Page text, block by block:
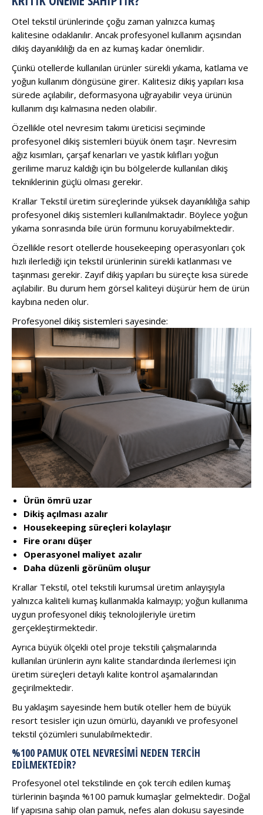
Otel tekstil ürünlerinde çoğu zaman yalnızca kumaş
kalitesine odaklanılır. Ancak profesyonel kullanım açısından
dikiş dayanıklılığı da en az kumaş kadar önemlidir.
Çünkü otellerde kullanılan ürünler sürekli yıkama, katlama ve
yoğun kullanım döngüsüne girer. Kalitesiz dikiş yapıları kısa
sürede açılabilir, deformasyona uğrayabilir veya ürünün
kullanım dışı kalmasına neden olabilir.
Özellikle otel nevresim takımı üreticisi seçiminde
profesyonel dikiş sistemleri büyük önem taşır. Nevresim
ağız kısımları, çarşaf kenarları ve yastık kılıfları yoğun
gerilime maruz kaldığı için bu bölgelerde kullanılan dikiş
tekniklerinin güçlü olması gerekir.
Krallar Tekstil üretim süreçlerinde yüksek dayanıklılığa sahip
profesyonel dikiş sistemleri kullanılmaktadır. Böylece yoğun
yıkama sonrasında bile ürün formunu koruyabilmektedir.
Özellikle resort otellerde housekeeping operasyonları çok
hızlı ilerlediği için tekstil ürünlerinin sürekli katlanması ve
taşınması gerekir. Zayıf dikiş yapıları bu süreçte kısa sürede
açılabilir. Bu durum hem görsel kaliteyi düşürür hem de ürün
kaybına neden olur.
Profesyonel dikiş sistemleri sayesinde:
Ürün ömrü uzar
Dikiş açılması azalır
Housekeeping süreçleri kolaylaşır
Fire oranı düşer
Operasyonel maliyet azalır
Daha düzenli görünüm oluşur
Krallar Tekstil, otel tekstili kurumsal üretim anlayışıyla
yalnızca kaliteli kumaş kullanmakla kalmayıp; yoğun kullanıma
uygun profesyonel dikiş teknolojileriyle üretim
gerçekleştirmektedir.
Ayrıca büyük ölçekli otel proje tekstili çalışmalarında
kullanılan ürünlerin aynı kalite standardında ilerlemesi için
üretim süreçleri detaylı kalite kontrol aşamalarından
geçirilmektedir.
Bu yaklaşım sayesinde hem butik oteller hem de büyük
resort tesisler için uzun ömürlü, dayanıklı ve profesyonel
tekstil çözümleri sunulabilmektedir.
%100 PAMUK OTEL NEVRESIMI NEDEN TERCIH
EDILMEKTEDIR?
Profesyonel otel tekstilinde en çok tercih edilen kumaş
türlerinin başında %100 pamuk kumaşlar gelmektedir. Doğal
lif yapısına sahip olan pamuk, nefes alan dokusu sayesinde